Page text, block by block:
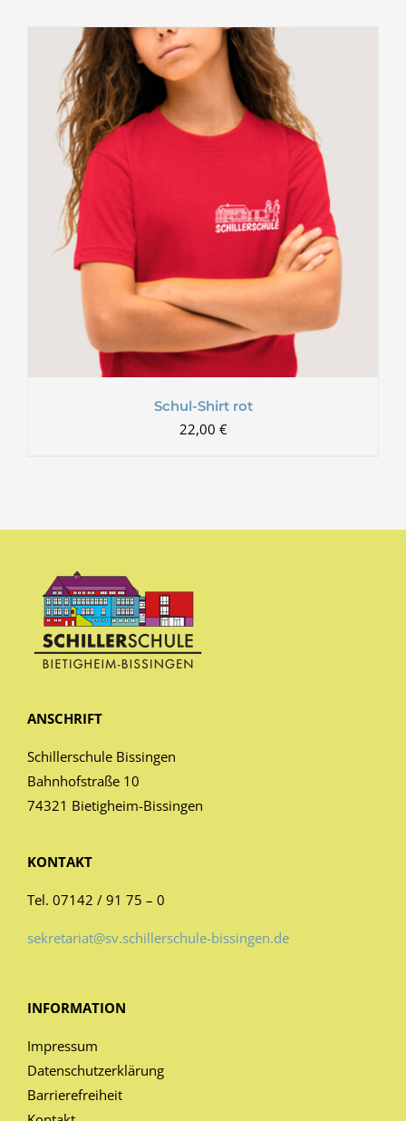
Schul-Shirt rot
22,00 €
ANSCHRIFT
Schillerschule Bissingen
Bahnhofstraße 10
74321 Bietigheim-Bissingen
KONTAKT
Tel. 07142 / 91 75 – 0
sekretariat@sv.schillerschule-bissingen.de
INFORMATION
Impressum
Datenschutzerklärung
Barrierefreiheit